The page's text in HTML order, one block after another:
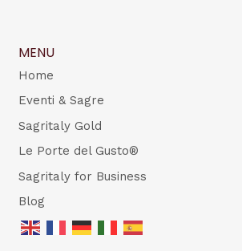
MENU
Home
Eventi & Sagre
Sagritaly Gold
Le Porte del Gusto®
Sagritaly for Business
Blog